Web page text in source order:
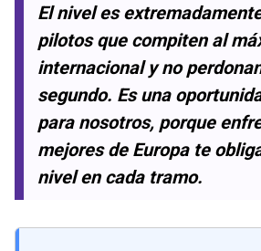
El nivel es
pilotos que compiten al
internacional y no
segundo. Es una
para nosotros, porque
mejores de Europa te
nivel en cada tramo.